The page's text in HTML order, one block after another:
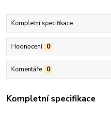
Kompletní specifikace
Hodnocení 0
Komentáře 0
Kompletní specifikace